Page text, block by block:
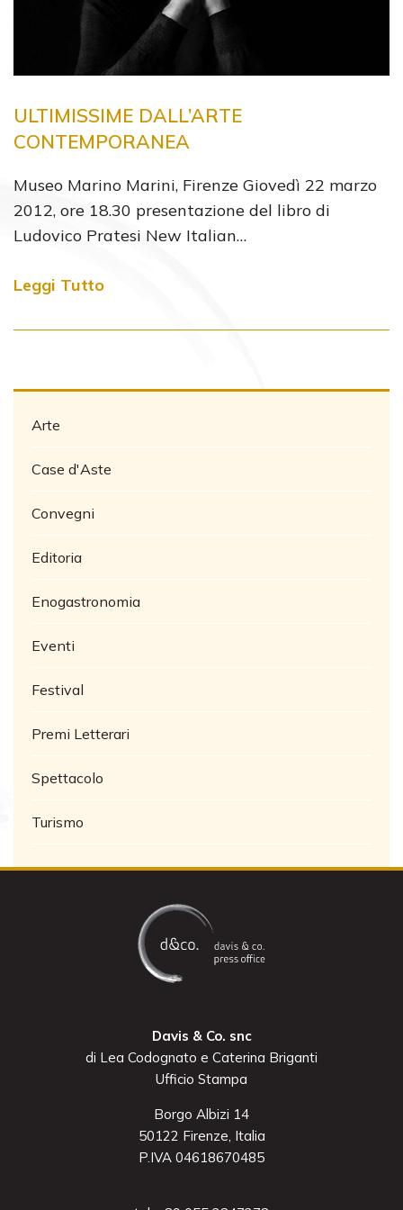
ULTIMISSIME DALL’ARTE
CONTEMPORANEA
Museo Marino Marini, Firenze Giovedì 22 marzo
2012, ore 18.30 presentazione del libro di
Ludovico Pratesi New Italian…
Leggi Tutto
Arte
Case d'Aste
Convegni
Editoria
Enogastronomia
Eventi
Festival
Premi Letterari
Spettacolo
Turismo
Davis & Co. snc
di Lea Codognato e Caterina Briganti
Ufficio Stampa
Borgo Albizi 14
50122 Firenze, Italia
P.IVA 04618670485